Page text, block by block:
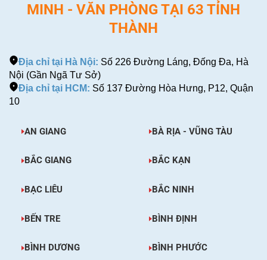
MINH - VĂN PHÒNG TẠI 63 TỈNH
THÀNH
Địa chỉ tại Hà Nội: Số 226 Đường Láng, Đống Đa, Hà
Nội (Gần Ngã Tư Sở)
Địa chỉ tại HCM: Số 137 Đường Hòa Hưng, P12, Quận
10
AN GIANG BÀ RỊA - VŨNG TÀU
BẮC GIANG BẮC KẠN
BẠC LIÊU BẮC NINH
BẾN TRE BÌNH ĐỊNH
BÌNH DƯƠNG BÌNH PHƯỚC